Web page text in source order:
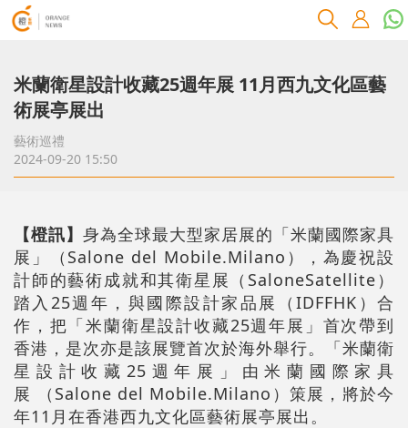
米蘭衛星設計收藏25週年展 11月西九文化區藝
術展亭展出
藝術巡禮
2024-09-20 15:50
【橙訊】 身為全球最大型家居展的「米蘭國際家具
展」（Salone del Mobile.Milano），為慶祝設
計師的藝術成就和其衛星展（SaloneSatellite）
踏入25週 年，與國際設計家品展（IDFFHK）合
作，把「米蘭衛星設計收藏25週年展」首次帶到
香港，是次亦是該展覽首次於海外舉行。「米蘭衛
星設計收藏25週年展」由米蘭國際家具
展 （Salone del Mobile.Milano）策展，將於今
年11月在香港西九文化區藝術展亭展出。